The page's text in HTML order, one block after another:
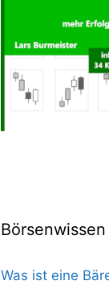
Börsenwissen
Was ist eine